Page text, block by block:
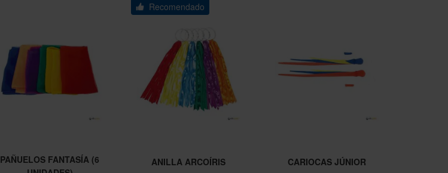
PAÑUELOS FANTASÍA (6
Recomendado
ANILLA ARCOÍRIS CARIOCAS JÚNIOR